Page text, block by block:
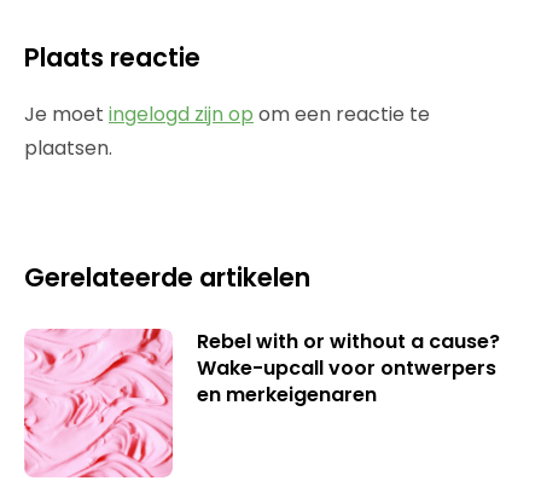
Plaats reactie
Je moet ingelogd zijn op om een reactie te
plaatsen.
Gerelateerde artikelen
Rebel with or without a cause?
Wake-upcall voor ontwerpers
en merkeigenaren